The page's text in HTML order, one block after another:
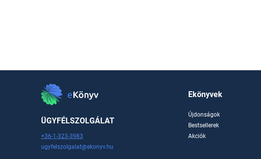
ÜGYFÉLSZOLGÁLAT
+36-1-323-3983
ugyfelszolgalat@ekonyv.hu
Ekönyvek
Újdonságok
Bestsellerek
Akciók